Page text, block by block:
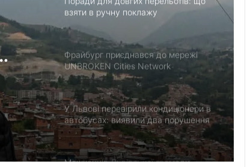
взяти в ручну поклажу
Фрайбург приєднався до мережі
UNBROKEN Cities Network
У Львові перевірили кондиціонери в
автобусах: виявили два порушення
Мешканців Львівської громади